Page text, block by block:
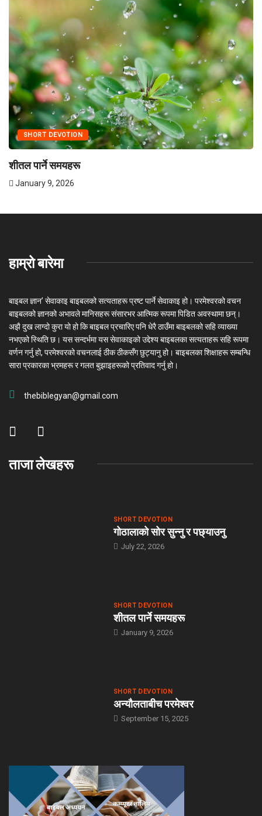
SHORT DEVOTION
शीतल पार्ने समयहरू
January 9, 2026
हाम्रो बारेमा
बाइबल ज्ञान’ सेवाकाइ बाइबलको सत्यताहरू प्रष्ट पार्ने सेवाकाइ हो। परमेश्‍वरको वचन
बाइबलको ज्ञानको अभावले मानिसहरू संसारभर आत्मिक रूपमा पिडित अवस्थामा छन्।
अझै दुख लाग्दो कुरा यो हो कि बाइबल प्रचारिए पनि धेरै ठाउँमा बाइबलको सहि व्याख्या
नभएको स्थिति छ। यस सन्दर्भमा यस सेवाकाइको उद्देश्य बाइबलका सत्यताहरू सहि रूपमा
वर्णन गर्नु हो, परमेश्वरको वचनलाई ठीक ठीकसँग छुट्यानु हो। बाइबलका शिक्षाहरू सम्बन्धि
सारा प्रकारका भ्रमहरू र गलत बुझाइहरूको प्रतिवाद गर्नु हो।
thebiblegyan@gmail.com
ताजा लेखहरू
SHORT DEVOTION
गोठालाको सोर सुन्नु र पछ्याउनु
July 22, 2026
SHORT DEVOTION
शीतल पार्ने समयहरू
January 9, 2026
SHORT DEVOTION
अन्यौलताबीच परमेश्‍वर
September 15, 2025